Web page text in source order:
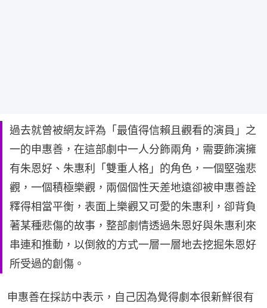
過去就曾被網友評為「最值得信賴且觀看的演員」之
一的申惠善，在這部劇中一人分飾兩角，需要飾演擁
有朱恩好、朱惠利「雙重人格」的角色，一個堅強悲
觀，一個積極樂觀，兩個個性天差地遠卻被申惠善詮
釋得相當平衡，表面上樂觀又可愛的朱惠利，卻背負
著某種悲傷的故事，整部劇情透過朱恩好與朱惠利來
串連和推動，以倒敘的方式一層一層地去挖掘朱恩好
所受過的創傷。
申惠善在採訪中表示，自己因為覺得劇本很新鮮很有